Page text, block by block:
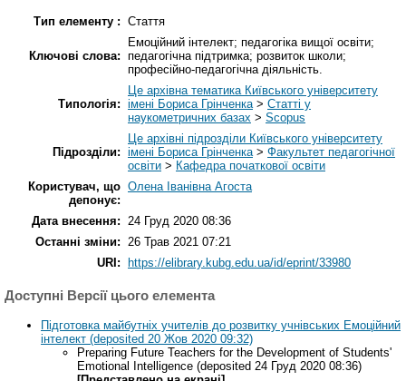
Тип елементу : Стаття
Ключові слова:
Емоційний інтелект; педагогіка вищої освіти;
педагогічна підтримка; розвиток школи;
професійно-педагогічна діяльність.
Типологія:
Це архівна тематика Київського університету
імені Бориса Грінченка > Статті у
наукометричних базах > Scopus
Підрозділи:
Це архівні підрозділи Київського університету
імені Бориса Грінченка > Факультет педагогічної
освіти > Кафедра початкової освіти
Користувач, що
депонує:
Олена Іванівна Агоста
Дата внесення:
24 Груд 2020 08:36
Останні зміни:
26 Трав 2021 07:21
URI:
https://elibrary.kubg.edu.ua/id/eprint/33980
Доступні Версії цього елемента
Підготовка майбутніх учителів до розвитку учнівських Емоційний
інтелект (deposited 20 Жов 2020 09:32)
Preparing Future Teachers for the Development of Students'
Emotional Intelligence (deposited 24 Груд 2020 08:36)